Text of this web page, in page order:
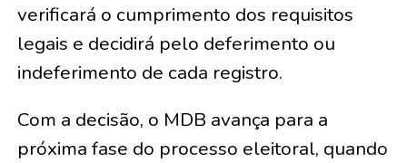
verificará o cumprimento dos requisitos
legais e decidirá pelo deferimento ou
indeferimento de cada registro.
Com a decisão, o MDB avança para a
próxima fase do processo eleitoral, quando